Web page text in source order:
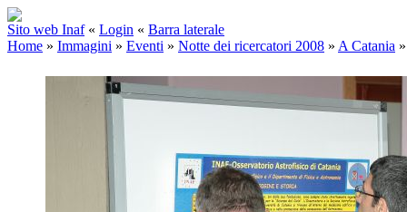
Sito web Inaf « Login « Barra laterale
Home » Immagini » Eventi » Notte dei ricercatori 2008 » A Catania